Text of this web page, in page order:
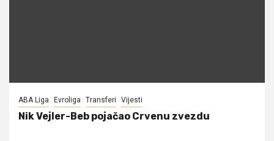
ABA Liga Evroliga Transferi Vijesti
Nik Vejler-Beb pojačao Crvenu zvezdu